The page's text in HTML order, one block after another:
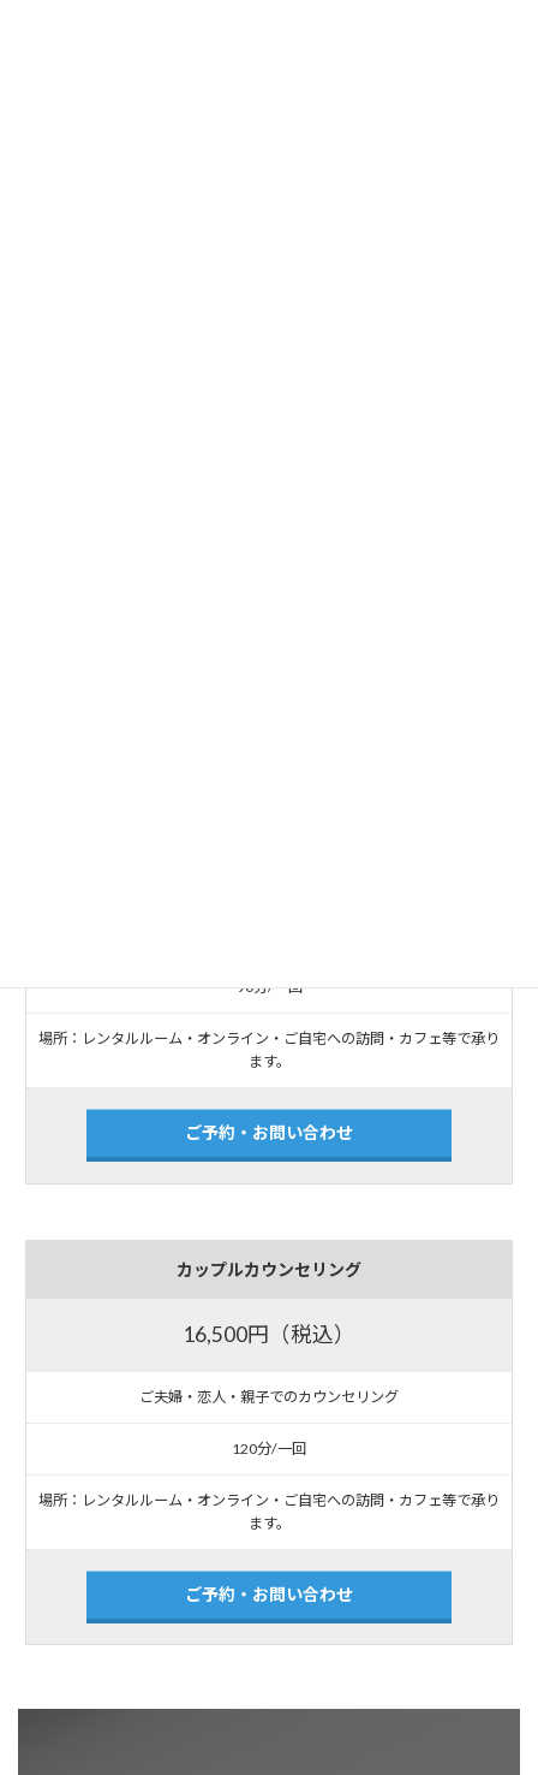
90分/一回
場所：レンタルルーム・オンライン・ご自宅への訪問・カフェ等で承り
ます。
ご予約・お問い合わせ
カップルカウンセリング
16,500円（税込）
ご夫婦・恋人・親子でのカウンセリング
120分/一回
場所：レンタルルーム・オンライン・ご自宅への訪問・カフェ等で承り
ます。
ご予約・お問い合わせ